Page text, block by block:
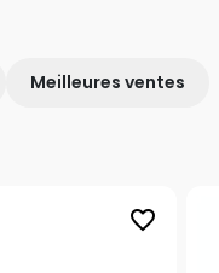
Meilleures ventes
favorite_border